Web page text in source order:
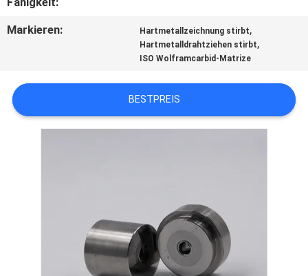
NACHRICHTEN
FORDERN
DATENSCHUTZRICHTLINIE
Markieren: Hartmetallzeichnung stirbt,
Hartmetalldrahtziehen stirbt,
ISO Wolframcarbid-Matrize
BESTPREIS